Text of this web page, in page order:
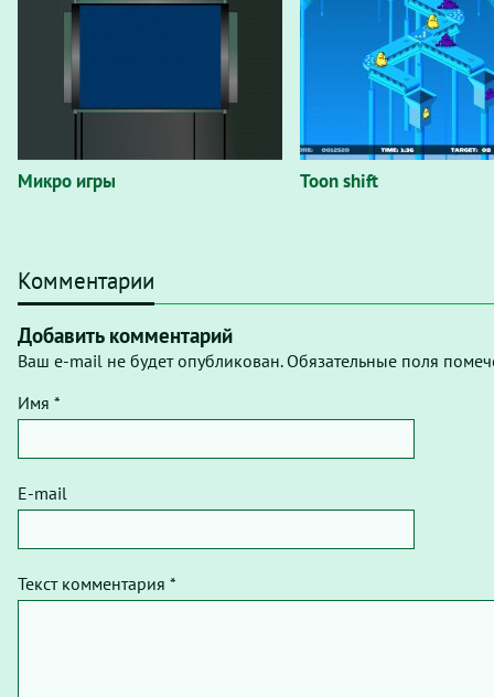
Микро игры Toon shift
Комментарии
Добавить комментарий
Ваш e-mail не будет опубликован. Обязательные поля
Имя *
E-mail
Текст комментария *